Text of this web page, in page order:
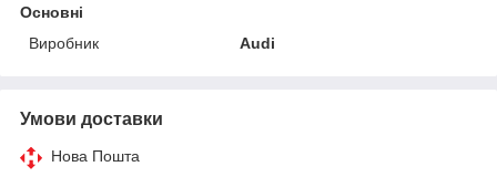
Основні
Виробник
Audi
Умови доставки
Нова Пошта